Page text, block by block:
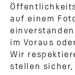
auf einem
im Voraus
Wir
stellen sicher,